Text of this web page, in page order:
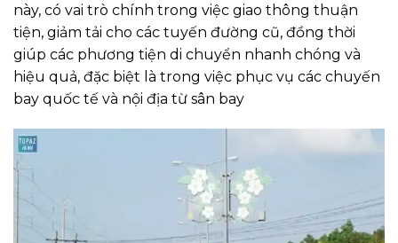
này, có vai trò chính trong việc giao thông thuận
tiện, giảm tải cho các tuyến đường cũ, đồng thời
giúp các phương tiện di chuyển nhanh chóng và
hiệu quả, đặc biệt là trong việc phục vụ các chuyến
bay quốc tế và nội địa từ sân bay